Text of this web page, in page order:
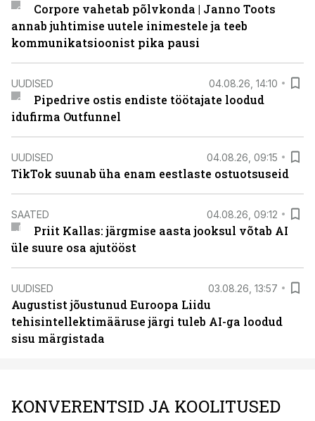
Corpore vahetab põlvkonda | Janno Toots
annab juhtimise uutele inimestele ja teeb
kommunikatsioonist pika pausi
UUDISED 04.08.26, 14:10
Pipedrive ostis endiste töötajate loodud
idufirma Outfunnel
UUDISED 04.08.26, 09:15
TikTok suunab üha enam eestlaste ostuotsuseid
SAATED 04.08.26, 09:12
Priit Kallas: järgmise aasta jooksul võtab AI
üle suure osa ajutööst
UUDISED 03.08.26, 13:57
Augustist jõustunud Euroopa Liidu
tehisintellektimääruse järgi tuleb AI-ga loodud
sisu märgistada
KONVERENTSID JA KOOLITUSED